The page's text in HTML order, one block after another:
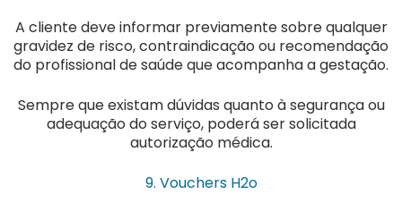
A cliente deve informar previamente sobre qualquer
gravidez de risco, contraindicação ou recomendação
do profissional de saúde que acompanha a gestação.
Sempre que existam dúvidas quanto à segurança ou
adequação do serviço, poderá ser solicitada
autorização médica.
9. Vouchers H2o